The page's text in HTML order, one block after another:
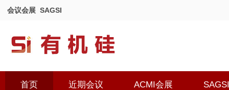
会议会展 SAGSI
首页 近期会议 ACMI会展 SAGSI